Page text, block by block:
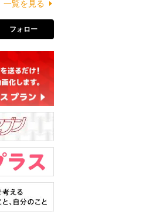
一覧を見る
フォロー